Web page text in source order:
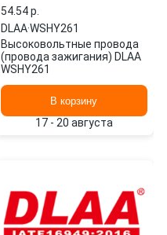
54.54 p.
DLAA·WSHY261
Высоковольтные провода
(провода зажигания) DLAA
WSHY261
В корзину
17 - 20 августа